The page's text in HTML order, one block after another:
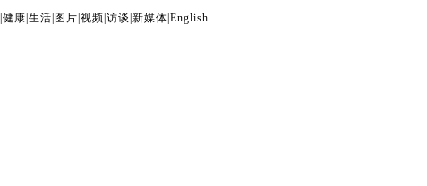
健康 生活 图片 视频 访谈 新媒体 English